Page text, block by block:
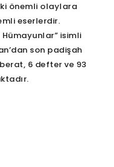
önemli olaylara
eserlerdir.
isimli
son padişah
6 defter ve 93